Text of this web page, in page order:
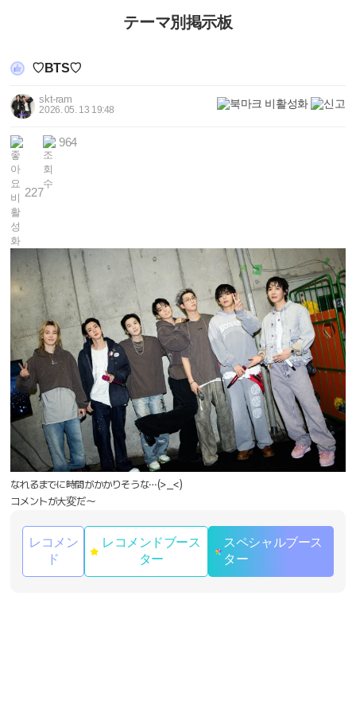
テーマ別掲示板
♡BTS♡
skt-ram
2026. 05. 13 19:48
227
964
なれるまでに時間がかかりそうな…(>_<)
コメントが大変だ〜
レコメン
ド
レコメンドブース
ター
スペシャルブース
ター